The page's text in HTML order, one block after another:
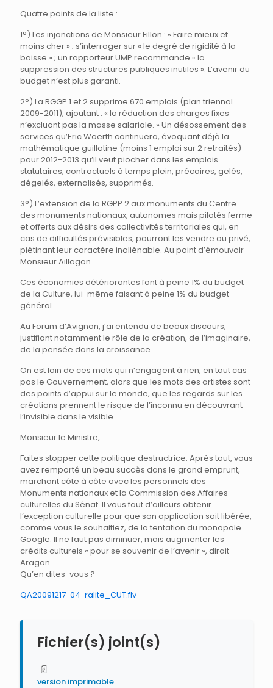
Quatre points de la liste :
1°) Les injonctions de Monsieur Fillon : « Faire mieux et
moins cher » ; s’interroger sur « le degré de rigidité à la
baisse » ; un rapporteur UMP recommande « la
suppression des structures publiques inutiles ». L’avenir du
budget n’est plus garanti.
2°) La RGGP 1 et 2 supprime 670 emplois (plan triennal
2009-2011), ajoutant : « la réduction des charges fixes
n’excluant pas la masse salariale. » Un désossement des
services qu’Eric Woerth continuera, évoquant déjà la
mathématique guillotine (moins 1 emploi sur 2 retraités)
pour 2012-2013 qu’il veut piocher dans les emplois
statutaires, contractuels à temps plein, précaires, gelés,
dégelés, externalisés, supprimés.
3°) L’extension de la RGPP 2 aux monuments du Centre
des monuments nationaux, autonomes mais pilotés ferme
et offerts aux désirs des collectivités territoriales qui, en
cas de difficultés prévisibles, pourront les vendre au privé,
piétinant leur caractère inaliénable. Au point d’émouvoir
Monsieur Aillagon…
Ces économies détériorantes font à peine 1% du budget
de la Culture, lui-même faisant à peine 1% du budget
général.
Au Forum d’Avignon, j’ai entendu de beaux discours,
justifiant notamment le rôle de la création, de l’imaginaire,
de la pensée dans la croissance.
On est loin de ces mots qui n’engagent à rien, en tout cas
pas le Gouvernement, alors que les mots des artistes sont
des points d’appui sur le monde, que les regards sur les
créations prennent le risque de l’inconnu en découvrant
l’invisible dans le visible.
Monsieur le Ministre,
Faites stopper cette politique destructrice. Après tout, vous
avez remporté un beau succès dans le grand emprunt,
marchant côte à côte avec les personnels des
Monuments nationaux et la Commission des Affaires
culturelles du Sénat. Il vous faut d’ailleurs obtenir
l’exception culturelle pour que son application soit libérée,
comme vous le souhaitiez, de la tentation du monopole
Google. Il ne faut pas diminuer, mais augmenter les
crédits culturels « pour se souvenir de l’avenir », dirait
Aragon.
Qu’en dites-vous ?
QA20091217-04-ralite_CUT.flv
Fichier(s) joint(s)
📄
version imprimable